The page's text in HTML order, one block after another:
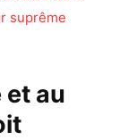
suprême
et au